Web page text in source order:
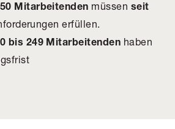
Mitarbeitenden müssen seit
erfüllen.
bis 249 Mitarbeitenden haben